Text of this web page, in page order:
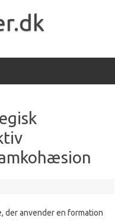
der anvender en formation